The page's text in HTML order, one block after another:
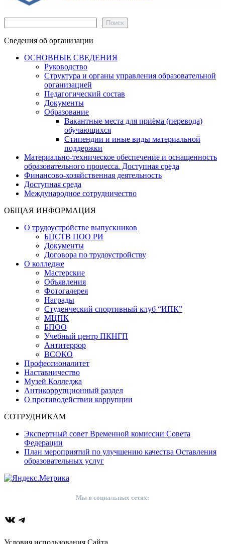
Поиск
Сведения об организации
ОСНОВНЫЕ СВЕДЕНИЯ
Руководство
Структура и органы управления образовательной
организацией
Педагогический состав
Документы
Образование
Вакантные места для приёма (перевода)
обучающихся
Стипендии и иные виды материальной
поддержки
Материально-техническое обеспечение и оснащенность
образовательного процесса. Доступная среда
Финансово-хозяйственная деятельность
Доступная среда
Международное сотрудничество
ОБЩАЯ ИНФОРМАЦИЯ
О трудоустройстве выпускников
БЦСТВ ПОО РИ
Документы
Договора по трудоустройству
О колледже
Мастерские
Объявления
Фотогалерея
Награды
Студенческий спортивный клуб “ИПК”
МЦПК
БПОО
Учебный центр ПКНГП
Антитеррор
ВСОКО
Профессионалитет
Наставничество
Музей Колледжа
Антикоррупционный раздел
О противодействии коррупции
СОТРУДНИКАМ
Экспертный совет Временной комиссии Совета
Федерации
План мероприятий по улучшению качества Оставления
образовательных услуг
Мы в социальных сетях:
ВКонтакте
Telegram
Условия использования Сайта